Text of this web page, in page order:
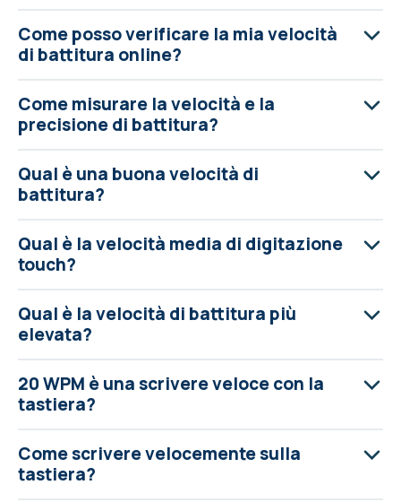
Come posso verificare la mia velocità
di battitura online?
Come misurare la velocità e la
precisione di battitura?
Qual è una buona velocità di
battitura?
Qual è la velocità media di digitazione
touch?
Qual è la velocità di battitura più
elevata?
20 WPM è una scrivere veloce con la
tastiera?
Come scrivere velocemente sulla
tastiera?